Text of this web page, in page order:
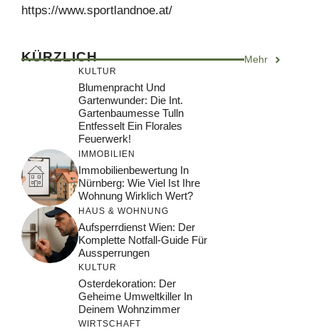
https://www.sportlandnoe.at/
KÜRZLICH Mehr
KULTUR
Blumenpracht Und
Gartenwunder: Die Int.
Gartenbaumesse Tulln
Entfesselt Ein Florales
Feuerwerk!
IMMOBILIEN
Immobilienbewertung In
Nürnberg: Wie Viel Ist Ihre
Wohnung Wirklich Wert?
HAUS & WOHNUNG
Aufsperrdienst Wien: Der
Komplette Notfall-Guide Für
Aussperrungen
KULTUR
Osterdekoration: Der
Geheime Umweltkiller In
Deinem Wohnzimmer
WIRTSCHAFT